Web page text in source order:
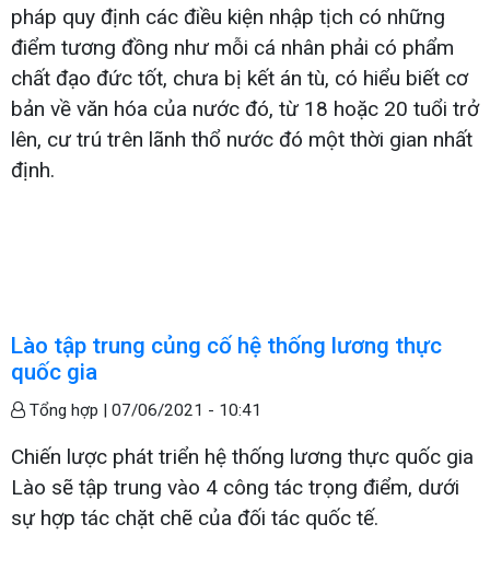
pháp quy định các điều kiện nhập tịch có những
điểm tương đồng như mỗi cá nhân phải có phẩm
chất đạo đức tốt, chưa bị kết án tù, có hiểu biết cơ
bản về văn hóa của nước đó, từ 18 hoặc 20 tuổi trở
lên, cư trú trên lãnh thổ nước đó một thời gian nhất
định.
Lào tập trung củng cố hệ thống lương thực
quốc gia
Tổng hợp | 07/06/2021 - 10:41
Chiến lược phát triển hệ thống lương thực quốc gia
Lào sẽ tập trung vào 4 công tác trọng điểm, dưới
sự hợp tác chặt chẽ của đối tác quốc tế.